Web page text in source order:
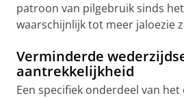
patroon van pilgebruik sinds
waarschijnlijk tot meer jaloezie
Verminderde
aantrekkelijkheid
Een specifiek onderdeel van